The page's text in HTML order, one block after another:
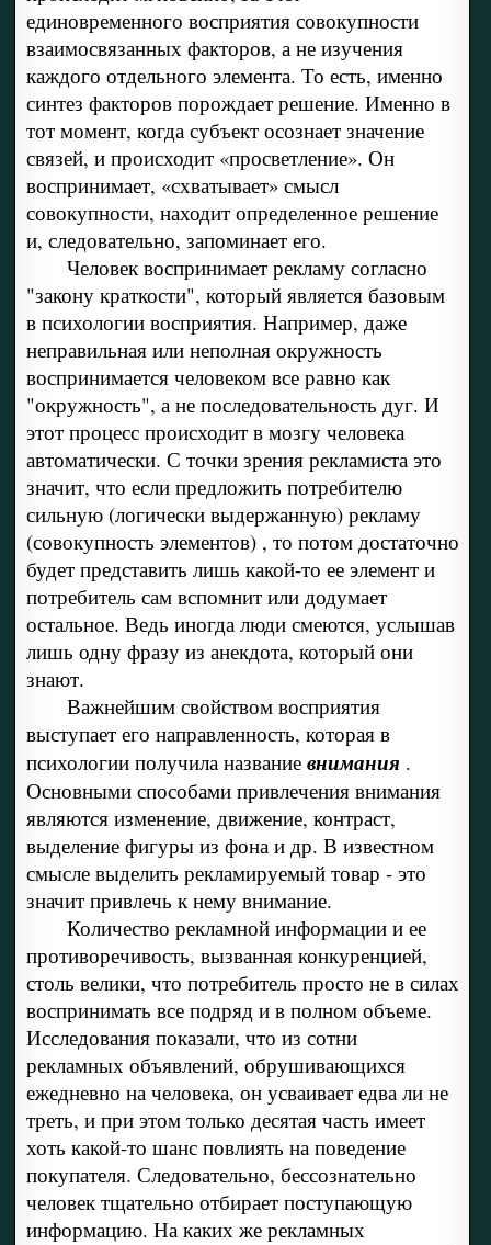
единовременного восприятия совокупности
взаимосвязанных факторов, а не изучения
каждого отдельного элемента. То есть, именно
синтез факторов порождает решение. Именно в
тот момент, когда субъект осознает значение
связей, и происходит «просветление». Он
воспринимает, «схватывает» смысл
совокупности, находит определенное решение
и, следовательно, запоминает его.
Человек воспринимает рекламу согласно
"закону краткости", который является базовым
в психологии восприятия. Например, даже
неправильная или неполная окружность
воспринимается человеком все равно как
"окружность", а не последовательность дуг. И
этот процесс происходит в мозгу человека
автоматически. С точки зрения рекламиста это
значит, что если предложить потребителю
сильную (логически выдержанную) рекламу
(совокупность элементов) , то потом достаточно
будет представить лишь какой-то ее элемент и
потребитель сам вспомнит или додумает
остальное. Ведь иногда люди смеются, услышав
лишь одну фразу из анекдота, который они
знают.
Важнейшим свойством восприятия
выступает его направленность, которая в
психологии получила название внимания .
Основными способами привлечения внимания
являются изменение, движение, контраст,
выделение фигуры из фона и др. В известном
смысле выделить рекламируемый товар - это
значит привлечь к нему внимание.
Количество рекламной информации и ее
противоречивость, вызванная конкуренцией,
столь велики, что потребитель просто не в силах
воспринимать все подряд и в полном объеме.
Исследования показали, что из сотни
рекламных объявлений, обрушивающихся
ежедневно на человека, он усваивает едва ли не
треть, и при этом только десятая часть имеет
хоть какой-то шанс повлиять на поведение
покупателя. Следовательно, бессознательно
человек тщательно отбирает поступающую
информацию. На каких же рекламных